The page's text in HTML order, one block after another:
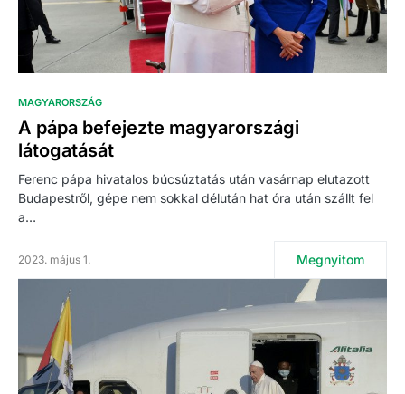
MAGYARORSZÁG
A pápa befejezte magyarországi
látogatását
Ferenc pápa hivatalos búcsúztatás után vasárnap elutazott
Budapestről, gépe nem sokkal délután hat óra után szállt fel
a…
2023. május 1. Megnyitom